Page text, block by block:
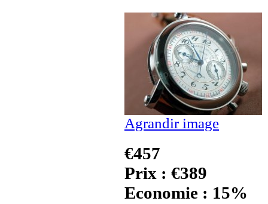
Agrandir image
€457
Prix : €389
Economie : 15%